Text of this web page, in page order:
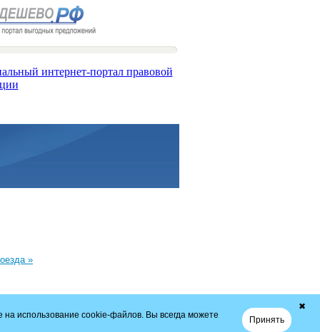
»
✖
использование cookie-файлов. Вы всегда можете
Принять